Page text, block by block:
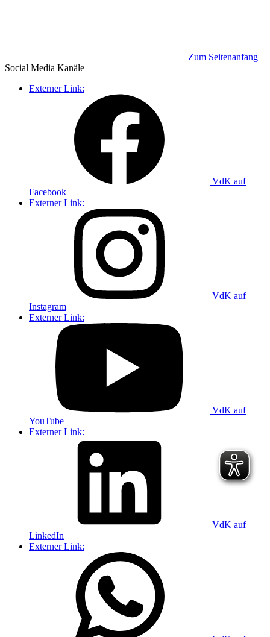
Zum Seitenanfang
Social Media Kanäle
Externer Link:
VdK auf
Facebook
Externer Link:
VdK auf
Instagram
Externer Link:
VdK auf
YouTube
Externer Link:
VdK auf
LinkedIn
Externer Link: